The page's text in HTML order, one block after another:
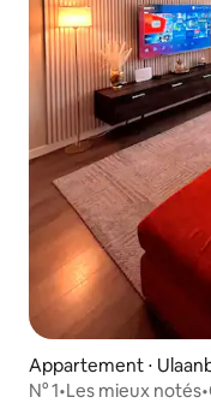
Appartement ⋅
N° 1•Les mieux